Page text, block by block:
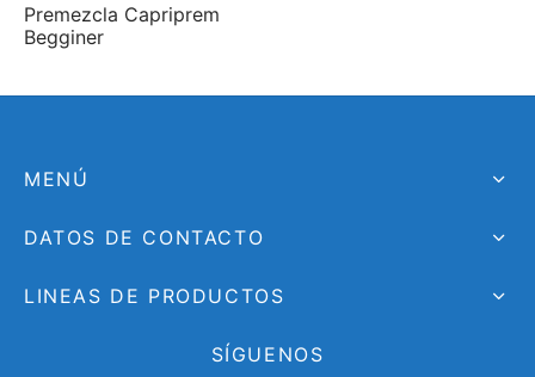
Premezcla Capriprem
Begginer
MENÚ
DATOS DE CONTACTO
LINEAS DE PRODUCTOS
SÍGUENOS